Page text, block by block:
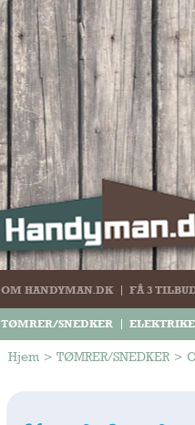
OM HANDYMAN.DK FÅ 3
TØMRER/SNEDKER
Hjem > TØMRER/SNEDKER >